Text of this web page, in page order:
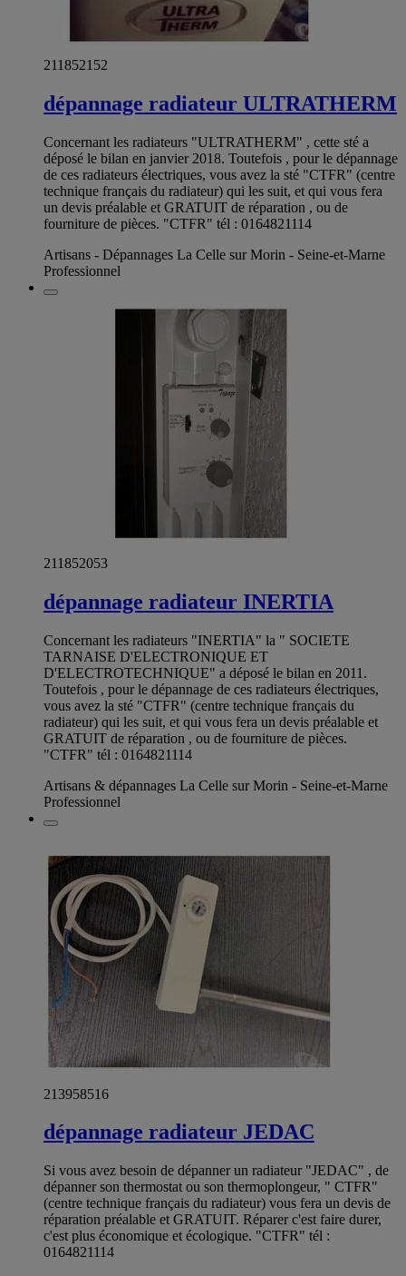
211852152
dépannage radiateur ULTRATHERM
Concernant les radiateurs "ULTRATHERM" , cette sté a
déposé le bilan en janvier 2018. Toutefois , pour le dépannage
de ces radiateurs électriques, vous avez la sté "CTFR" (centre
technique français du radiateur) qui les suit, et qui vous fera
un devis préalable et GRATUIT de réparation , ou de
fourniture de pièces. "CTFR" tél : 0164821114
Artisans - Dépannages La Celle sur Morin - Seine-et-Marne
Professionnel
211852053
dépannage radiateur INERTIA
Concernant les radiateurs "INERTIA" la " SOCIETE
TARNAISE D'ELECTRONIQUE ET
D'ELECTROTECHNIQUE" a déposé le bilan en 2011.
Toutefois , pour le dépannage de ces radiateurs électriques,
vous avez la sté "CTFR" (centre technique français du
radiateur) qui les suit, et qui vous fera un devis préalable et
GRATUIT de réparation , ou de fourniture de pièces.
"CTFR" tél : 0164821114
Artisans & dépannages La Celle sur Morin - Seine-et-Marne
Professionnel
213958516
dépannage radiateur JEDAC
Si vous avez besoin de dépanner un radiateur "JEDAC" , de
dépanner son thermostat ou son thermoplongeur, " CTFR"
(centre technique français du radiateur) vous fera un devis de
réparation préalable et GRATUIT. Réparer c'est faire durer,
c'est plus économique et écologique. "CTFR" tél :
0164821114